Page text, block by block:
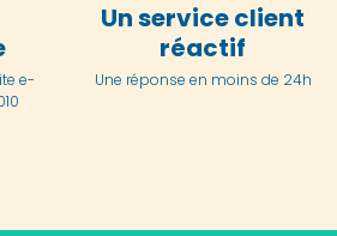
e-
Un service client
réactif
Une réponse en moins de 24h